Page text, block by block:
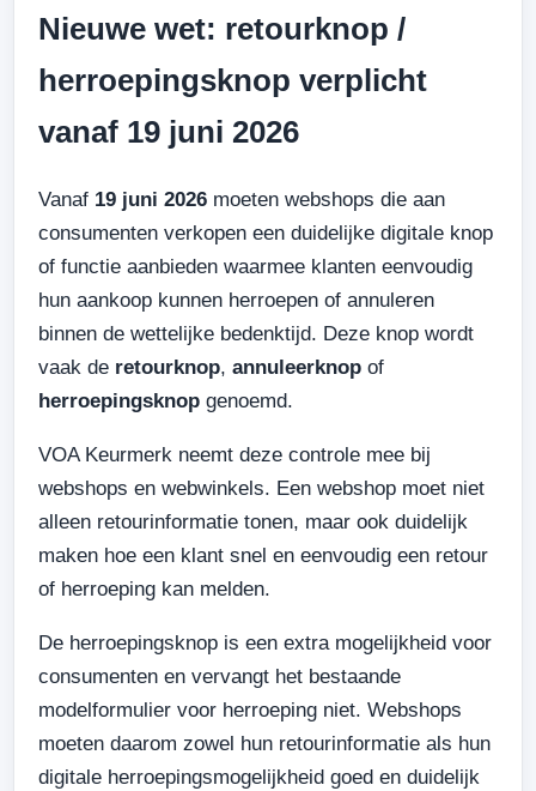
Nieuwe wet: retourknop /
herroepingsknop verplicht
vanaf 19 juni 2026
Vanaf 19 juni 2026 moeten webshops die aan
consumenten verkopen een duidelijke digitale knop
of functie aanbieden waarmee klanten eenvoudig
hun aankoop kunnen herroepen of annuleren
binnen de wettelijke bedenktijd. Deze knop wordt
vaak de retourknop, annuleerknop of
herroepingsknop genoemd.
VOA Keurmerk neemt deze controle mee bij
webshops en webwinkels. Een webshop moet niet
alleen retourinformatie tonen, maar ook duidelijk
maken hoe een klant snel en eenvoudig een retour
of herroeping kan melden.
De herroepingsknop is een extra mogelijkheid voor
consumenten en vervangt het bestaande
modelformulier voor herroeping niet. Webshops
moeten daarom zowel hun retourinformatie als hun
digitale herroepingsmogelijkheid goed en duidelijk